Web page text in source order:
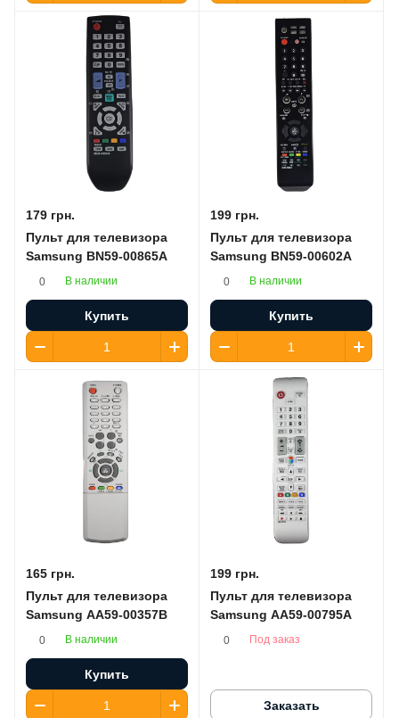
179 грн.
Пульт для телевизора
Samsung BN59-00865A
0 В наличии
Купить
199 грн.
Пульт для телевизора
Samsung BN59-00602A
0 В наличии
Купить
165 грн.
Пульт для телевизора
Samsung AA59-00357B
0 В наличии
Купить
199 грн.
Пульт для телевизора
Samsung AA59-00795A
0 Под заказ
Заказать